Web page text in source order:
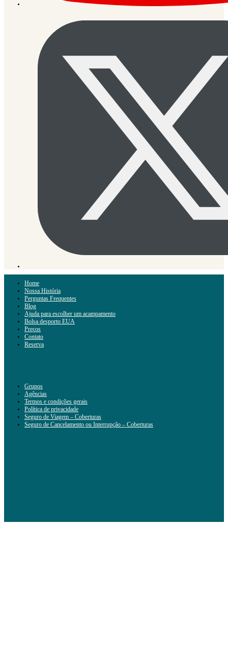
Home
Nossa História
Perguntas Frequentes
Blog
Ajuda para escolher um acampamento
Bolsa desporto EUA
Preços
Contato
Reserva
Grupos
Agências
Termos e condições gerais
Política de privacidade
Seguro de Viagem – Coberturas
Seguro de Cancelamento ou Interrupção – Coberturas